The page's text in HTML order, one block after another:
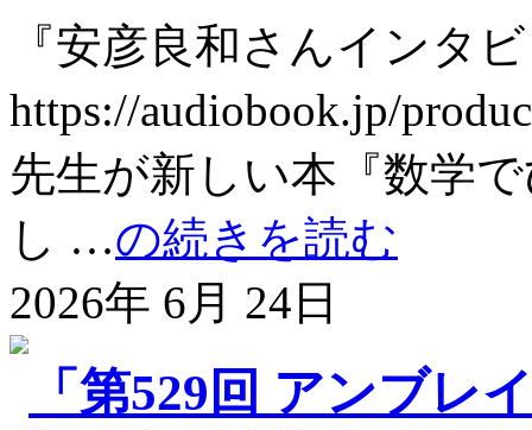
『安彦良和さんインタ
https://audiobook.jp/
先生が新しい本『数学
し …の続きを読む
2026年 6月 24日
「第529回 アンブレ